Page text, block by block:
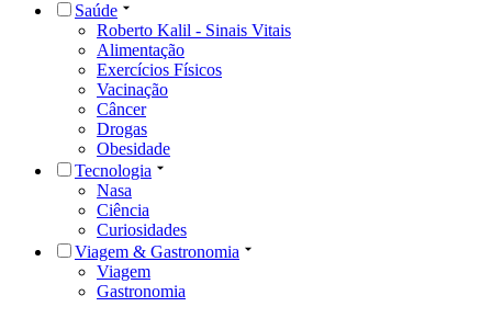
Saúde
Roberto Kalil - Sinais Vitais
Alimentação
Exercícios Físicos
Vacinação
Câncer
Drogas
Obesidade
Tecnologia
Nasa
Ciência
Curiosidades
Viagem & Gastronomia
Viagem
Gastronomia